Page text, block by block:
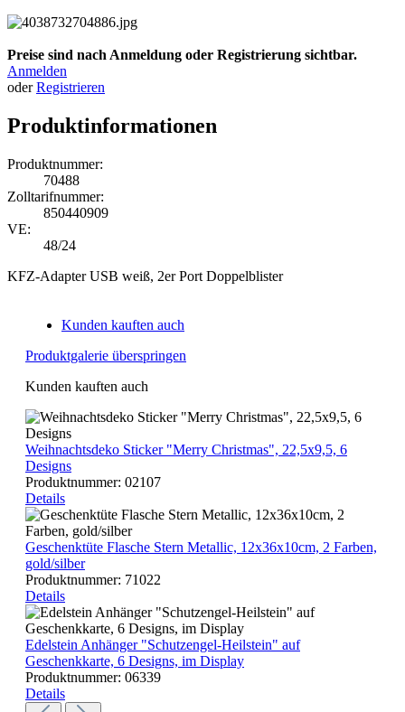
Preise sind nach Anmeldung oder Registrierung sichtbar.
Anmelden
oderRegistrieren
Produktinformationen
Produktnummer:
70488
Zolltarifnummer:
850440909
VE:
48/24
KFZ-Adapter USB weiß, 2er Port Doppelblister
Kunden kauften auch
Produktgalerie überspringen
Kunden kauften auch
Weihnachtsdeko Sticker "Merry Christmas", 22,5x9,5, 6
Designs
Produktnummer: 02107
Details
Geschenktüte Flasche Stern Metallic, 12x36x10cm, 2 Farben,
gold/silber
Produktnummer: 71022
Details
Edelstein Anhänger "Schutzengel-Heilstein" auf
Geschenkkarte, 6 Designs, im Display
Produktnummer: 06339
Details